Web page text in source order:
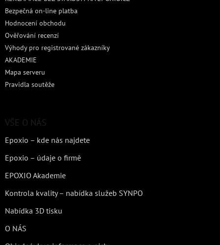
Bezpečná on-line platba
Hodnocení obchodu
Ověřování recenzí
Výhody pro registrované zákazníky
AKADEMIE
Mapa serveru
Pravidla soutěže
VŠE O NÁS
Epoxio – kde nás najdete
Epoxio – údaje o firmě
EPOXIO Akademie
Kontrola kvality – nabídka služeb SYNPO
Nabídka 3D tisku
O NÁS